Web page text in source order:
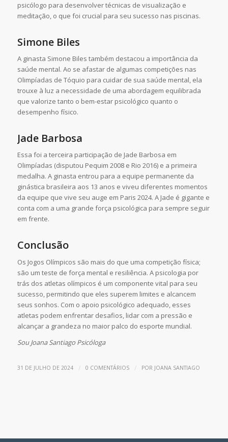
psicólogo para desenvolver técnicas de visualização e
meditação, o que foi crucial para seu sucesso nas piscinas.
Simone Biles
A ginasta Simone Biles também destacou a importância da
saúde mental. Ao se afastar de algumas competições nas
Olimpíadas de Tóquio para cuidar de sua saúde mental, ela
trouxe à luz a necessidade de uma abordagem equilibrada
que valorize tanto o bem-estar psicológico quanto o
desempenho físico.
Jade Barbosa
Essa foi a terceira participação de Jade Barbosa em
Olimpíadas (disputou Pequim 2008 e Rio 2016) e a primeira
medalha. A ginasta entrou para a equipe permanente da
ginástica brasileira aos 13 anos e viveu diferentes momentos
da equipe que vive seu auge em Paris 2024. A Jade é gigante e
conta com a uma grande força psicológica para sempre seguir
em frente.
Conclusão
Os Jogos Olímpicos são mais do que uma competição física;
são um teste de força mental e resiliência. A psicologia por
trás dos atletas olímpicos é um componente vital para seu
sucesso, permitindo que eles superem limites e alcancem
seus sonhos. Com o apoio psicológico adequado, esses
atletas podem enfrentar desafios, lidar com a pressão e
alcançar a grandeza no maior palco do esporte mundial.
Sou Joana Santiago Psicóloga
31 DE JULHO DE 2024 / 0 COMENTÁRIOS / POR JOANA SANTIAGO